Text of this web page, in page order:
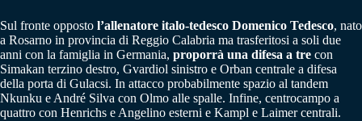
Sul fronte opposto l’allenatore italo-tedesco Domenico Tedesco, nato
a Rosarno in provincia di Reggio Calabria ma trasferitosi a soli due
anni con la famiglia in Germania, proporrà una difesa a tre con
Simakan terzino destro, Gvardiol sinistro e Orban centrale a difesa
della porta di Gulacsi. In attacco probabilmente spazio al tandem
Nkunku e André Silva con Olmo alle spalle. Infine, centrocampo a
quattro con Henrichs e Angelino esterni e Kampl e Laimer centrali.